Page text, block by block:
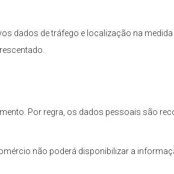
dados de tráfego e localização na medida
Por regra, os dados pessoais são
não poderá disponibilizar a